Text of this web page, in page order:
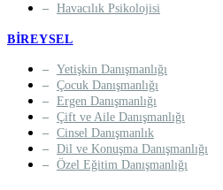
Havacılık Psikolojisi
BIREYSEL
Yetişkin Danışmanlığı
Çocuk Danışmanlığı
Ergen Danışmanlığı
Çift ve Aile Danışmanlığı
Cinsel Danışmanlık
Dil ve Konuşma Danışmanlığı
Özel Eğitim Danışmanlığı